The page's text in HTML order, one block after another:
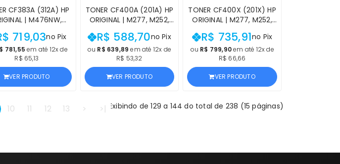
CF383A (312A) HP
| M476NW,
M476, MFP
MAGENTA |
OFICIAL HP,
NF, PROCEDÊNCIA E
DE 1 ANO
719,03no Pix
781,55 em até 12x de
R$ 65,13
VER PRODUTO
TONER CF400A (201A) HP
ORIGINAL | M277, M252,
M277N, M277DW, MFP
M252N, M252DW PRETO |
PRODUTO OFICIAL HP,
COM NF E PROCEDÊNCIA
R$ 588,70no Pix
ou R$ 639,89 em até 12x de
R$ 53,32
VER PRODUTO
TONER CF400X (201X) HP
ORIGINAL | M277, M252,
M277N, M277DW, M252N,
M252DW PRETO ALTA
CAPACIDADE | PRODUTO
OFICIAL HP, COM NF E
PROCEDÊNCIA
R$ 735,91no Pix
ou R$ 799,90em até 12x de
R$ 66,66
VER PRODUTO
10 11 12 13 > >| Exibindo de 129 a 144 do total de 238 (15 páginas)